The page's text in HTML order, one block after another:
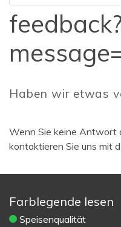
Haben wir etwas
Wenn Sie keine Antwort
kontaktieren Sie uns mit
Farblegende lesen
Speisenqualität